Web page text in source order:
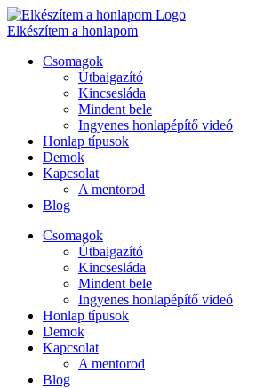
Ugrás
a
Elkészítem a honlapom
Csomagok
Útbaigazító
Kincsesláda
Mindent bele
Ingyenes honlapépítő videó
Honlap típusok
Demok
Kapcsolat
A mentorod
Blog
Csomagok
Útbaigazító
Kincsesláda
Mindent bele
Ingyenes honlapépítő videó
Honlap típusok
Demok
Kapcsolat
A mentorod
Blog